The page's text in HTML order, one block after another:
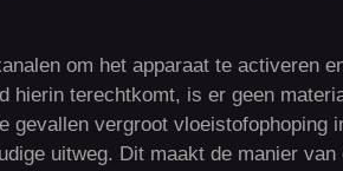
om het apparaat te activeren
terechtkomt, is er geen
gevallen vergroot
uitweg. Dit maakt de manier